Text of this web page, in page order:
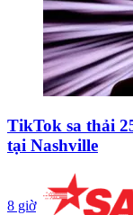
TikTok sa thải
tại Nashville
8 giờ